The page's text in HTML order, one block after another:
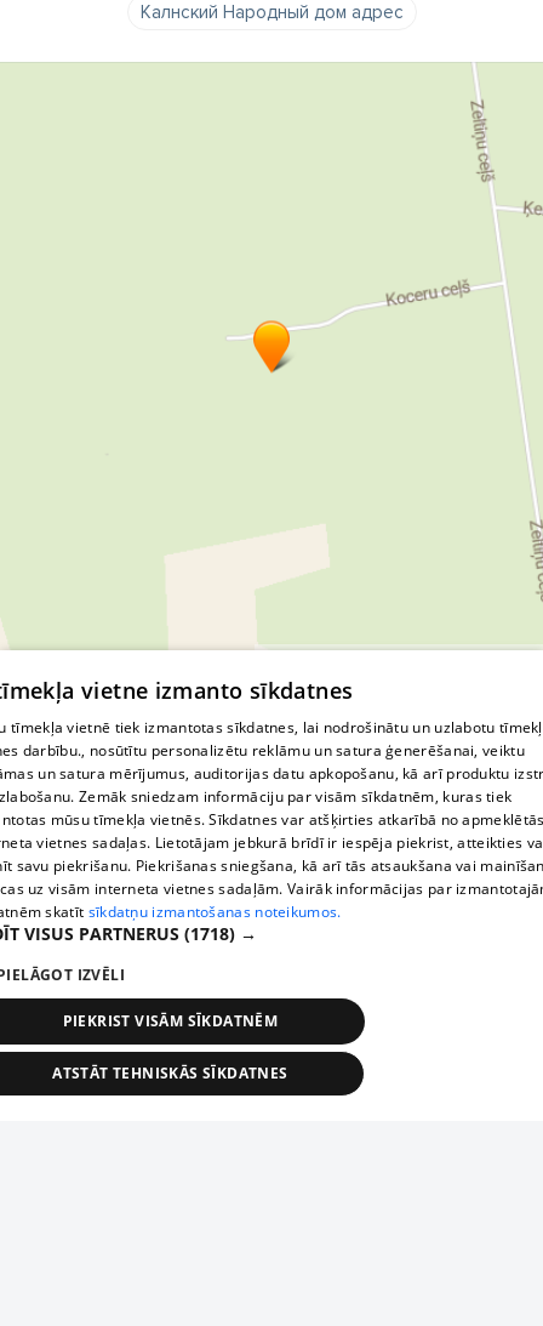
Калнский Народный дом адрес
© MapTiler© OpenStreetMap contributors
vietne izmanto sīkdatnes
tīmekļa vietnē tiek izmantotas sīkdatnes, lai nodrošinātu un uzlabotu
darbību., nosūtītu personalizētu reklāmu un satura ģenerēšanai, veiktu
un satura mērījumus, auditorijas datu apkopošanu, kā arī produktu
Zemāk sniedzam informāciju par visām sīkdatnēm, kuras tiek
mūsu tīmekļa vietnēs. Sīkdatnes var atšķirties atkarībā no
vietnes sadaļas. Lietotājam jebkurā brīdī ir iespēja piekrist, atteikties
savu piekrišanu. Piekrišanas sniegšana, kā arī tās atsaukšana vai
uz visām interneta vietnes sadaļām. Vairāk informācijas par
skatīt sīkdatņu izmantošanas noteikumos.
VISUS PARTNERUS (1718) →
IZVĒLI
PIEKRIST VISĀM SĪKDATNĒM
ATSTĀT TEHNISKĀS SĪKDATNES